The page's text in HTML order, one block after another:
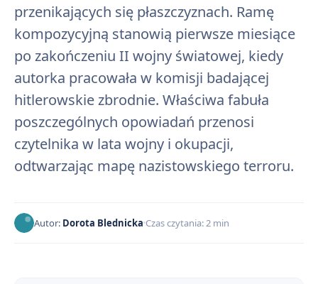
przenikających się płaszczyznach. Ramę
kompozycyjną stanowią pierwsze miesiące
po zakończeniu II wojny światowej, kiedy
autorka pracowała w komisji badającej
hitlerowskie zbrodnie. Właściwa fabuła
poszczególnych opowiadań przenosi
czytelnika w lata wojny i okupacji,
odtwarzając mapę nazistowskiego terroru.
Autor: Dorota Blednicka Czas czytania: 2 min